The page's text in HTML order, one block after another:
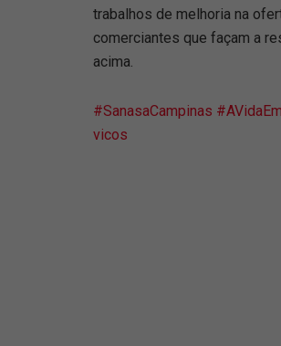
trabalhos de melhoria na
comerciantes que façam a
acima.
#SanasaCampinas
vicos